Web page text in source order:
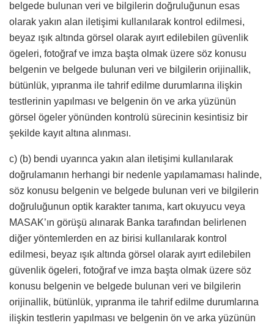
belgede bulunan veri ve bilgilerin doğruluğunun esas
olarak yakın alan iletişimi kullanılarak kontrol edilmesi,
beyaz ışık altında görsel olarak ayırt edilebilen güvenlik
ögeleri, fotoğraf ve imza başta olmak üzere söz konusu
belgenin ve belgede bulunan veri ve bilgilerin orijinallik,
bütünlük, yıpranma ile tahrif edilme durumlarına ilişkin
testlerinin yapılması ve belgenin ön ve arka yüzünün
görsel ögeler yönünden kontrolü sürecinin kesintisiz bir
şekilde kayıt altına alınması.
c) (b) bendi uyarınca yakın alan iletişimi kullanılarak
doğrulamanın herhangi bir nedenle yapılamaması halinde,
söz konusu belgenin ve belgede bulunan veri ve bilgilerin
doğruluğunun optik karakter tanıma, kart okuyucu veya
MASAK’ın görüşü alınarak Banka tarafından belirlenen
diğer yöntemlerden en az birisi kullanılarak kontrol
edilmesi, beyaz ışık altında görsel olarak ayırt edilebilen
güvenlik ögeleri, fotoğraf ve imza başta olmak üzere söz
konusu belgenin ve belgede bulunan veri ve bilgilerin
orijinallik, bütünlük, yıpranma ile tahrif edilme durumlarına
ilişkin testlerin yapılması ve belgenin ön ve arka yüzünün